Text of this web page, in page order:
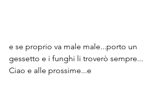
e se proprio va male male...porto un
gessetto e i funghi li troverò sempre...
Ciao e alle prossime...e